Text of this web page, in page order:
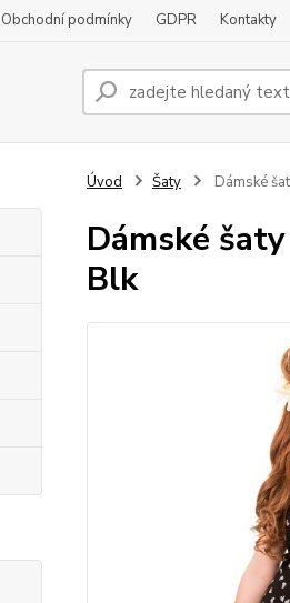
Obchodní podmínky GDPR Kontakty
Úvod Šaty Dámské
Dámské
Blk